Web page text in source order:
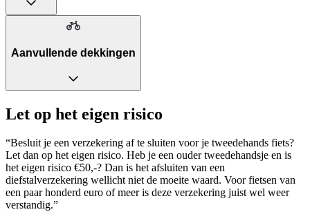
Aanvullende dekkingen
Let op het eigen risico
“Besluit je een verzekering af te sluiten voor je tweedehands fiets?
Let dan op het eigen risico. Heb je een ouder tweedehandsje en is
het eigen risico €50,-? Dan is het afsluiten van een
diefstalverzekering wellicht niet de moeite waard. Voor fietsen van
een paar honderd euro of meer is deze verzekering juist wel weer
verstandig.”